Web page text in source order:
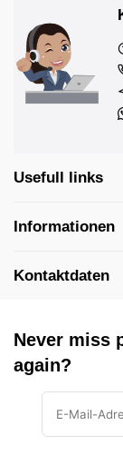
Usefull links
Informationen
Kontaktdaten
Never miss
again?